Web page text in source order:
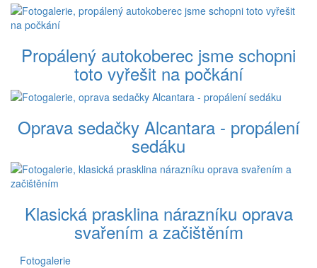
Propálený autokoberec jsme schopni
toto vyřešit na počkání
Oprava sedačky Alcantara - propálení
sedáku
Klasická prasklina nárazníku oprava
svařením a začištěním
Fotogalerie